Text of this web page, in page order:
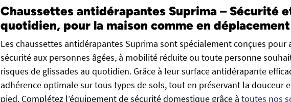
Chaussettes antidérapantes Suprima – Sécurité
quotidien, pour la maison comme en déplacement
Les chaussettes antidérapantes Suprima sont spécialement conçues
sécurité aux personnes âgées, à mobilité réduite ou toute personne
risques de glissades au quotidien. Grâce à leur surface antidérapante
adhérence optimale sur tous types de sols, tout en préservant la douceur
pied. Complétez l’équipement de sécurité domestique grâce à toutes nos